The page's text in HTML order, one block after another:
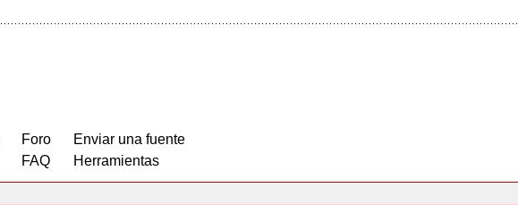
Foro
FAQ
Enviar una fuente
Herramientas